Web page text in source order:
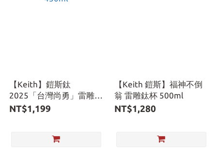
【Keith】鎧斯鈦
2025「台灣尚勇」雷雕鈦
杯450ml
NT$1,199
【Keith 鎧斯】福神不倒
翁 雷雕鈦杯 500ml
NT$1,280